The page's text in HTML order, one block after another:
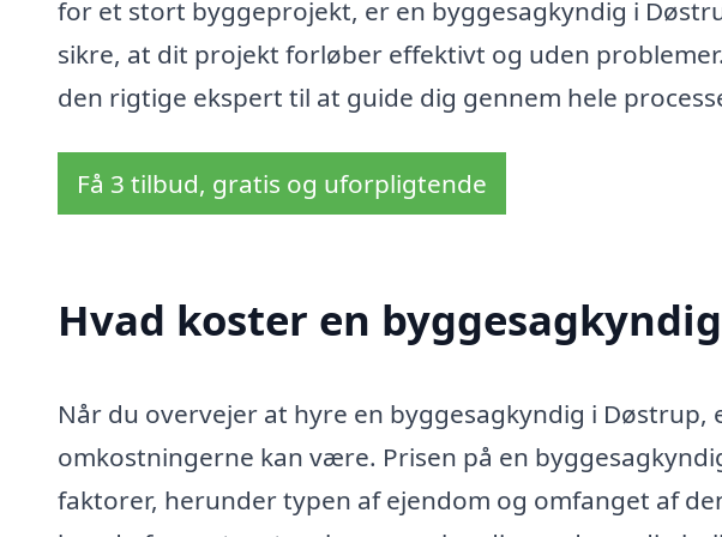
for et stort byggeprojekt, er en byggesagkyndig i
sikre, at dit projekt forløber effektivt og uden
den rigtige ekspert til at guide dig gennem hele
Få 3 tilbud, gratis og uforpligtende
Hvad koster en
Når du overvejer at hyre en byggesagkyndig i Døstrup,
omkostningerne kan være. Prisen på en
faktorer, herunder typen af ejendom og omfanget af